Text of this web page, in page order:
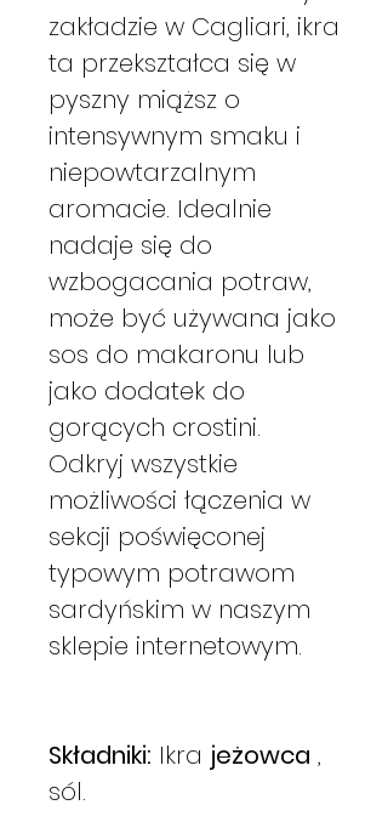
zakładzie w Cagliari, ikra
ta przekształca się w
pyszny miąższ o
intensywnym smaku i
niepowtarzalnym
aromacie. Idealnie
nadaje się do
wzbogacania potraw,
może być używana jako
sos do makaronu lub
jako dodatek do
gorących crostini.
Odkryj wszystkie
możliwości łączenia w
sekcji poświęconej
typowym potrawom
sardyńskim w naszym
sklepie internetowym.
Składniki: Ikra jeżowca ,
sól.